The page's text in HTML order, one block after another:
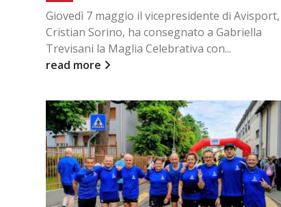
Giovedì 7 maggio il vicepresidente di Avisport,
Cristian Sorino, ha consegnato a Gabriella
Trevisani la Maglia Celebrativa con...
read more